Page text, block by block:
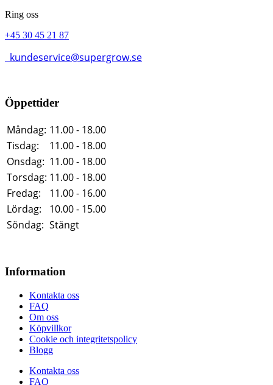
Ring oss
+45 30 45 21 87
kundeservice@supergrow.se
Öppettider
Måndag: 11.00 - 18.00
Tisdag:
11.00 - 18.00
Onsdag: 11.00 - 18.00
Torsdag: 11.00 - 18.00
Fredag:
11.00 - 16.00
Lördag:
10.00 - 15.00
Söndag: Stängt
Information
Kontakta oss
FAQ
Om oss
Köpvillkor
Cookie och integritetspolicy
Blogg
Kontakta oss
FAQ